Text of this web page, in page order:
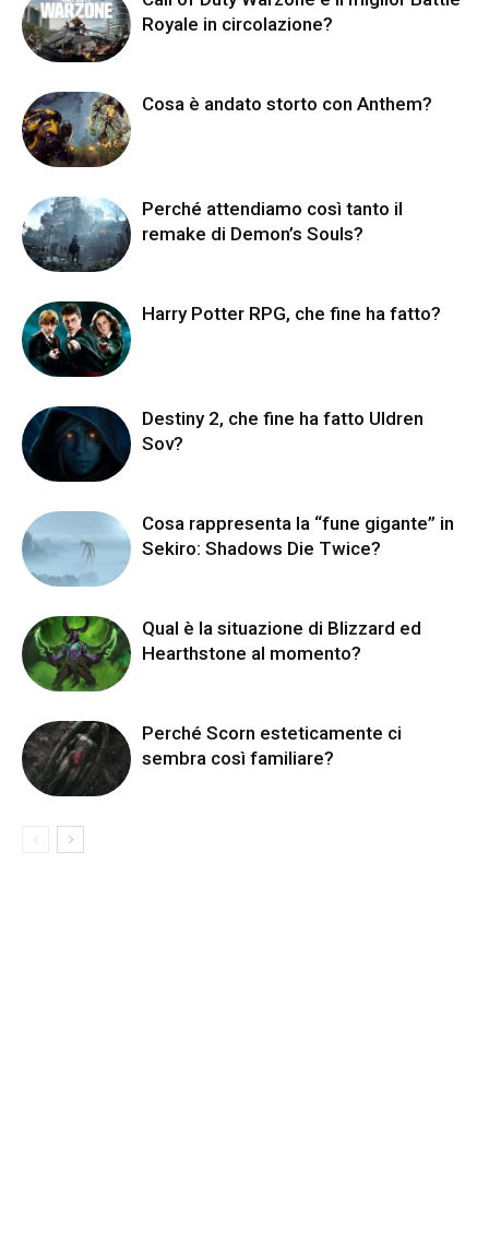
Royale in circolazione?
Cosa è andato storto con Anthem?
Perché attendiamo così tanto il
remake di Demon’s Souls?
Harry Potter RPG, che fine ha fatto?
Destiny 2, che fine ha fatto Uldren
Sov?
Cosa rappresenta la “fune gigante” in
Sekiro: Shadows Die Twice?
Qual è la situazione di Blizzard ed
Hearthstone al momento?
Perché Scorn esteticamente ci
sembra così familiare?